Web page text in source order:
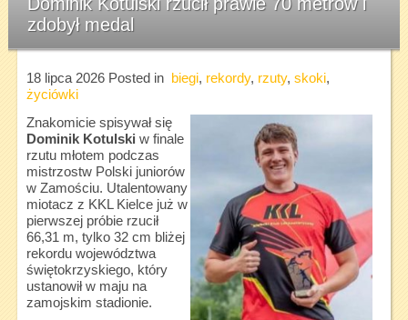
zdobył medal
18 lipca 2026Posted in biegi, rekordy, rzuty, skoki,
życiówki
Znakomicie spisywał się
Dominik Kotulski w finale
rzutu młotem podczas
mistrzostw Polski juniorów
w Zamościu. Utalentowany
miotacz z KKL Kielce już w
pierwszej próbie rzucił
66,31 m, tylko 32 cm bliżej
rekordu województwa
świętokrzyskiego, który
ustanowił w maju na
zamojskim stadionie.